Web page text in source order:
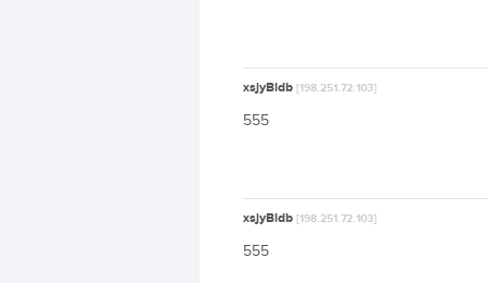
xsjyBldb [198.251.72.103]
555
xsjyBldb [198.251.72.103]
555